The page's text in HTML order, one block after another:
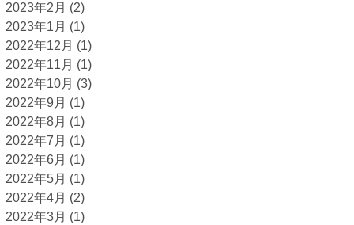
2023年2月 (2)
2023年1月 (1)
2022年12月 (1)
2022年11月 (1)
2022年10月 (3)
2022年9月 (1)
2022年8月 (1)
2022年7月 (1)
2022年6月 (1)
2022年5月 (1)
2022年4月 (2)
2022年3月 (1)